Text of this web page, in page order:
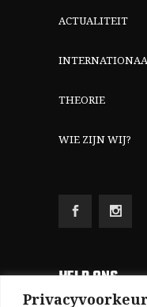
ACTUALITEIT
THEORIE
WIE ZIJN WIJ?
HELP ONS